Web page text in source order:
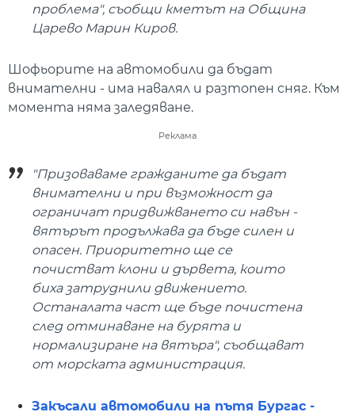
проблема", съобщи кметът на Община
Царево Марин Киров.
Шофьорите на автомобили да бъдат
внимателни - има навалял и разтопен сняг. Към
момента няма заледяване.
Реклама
"Призоваваме гражданите да бъдат
внимателни и при възможност да
ограничат придвижването си навън -
вятърът продължава да бъде силен и
опасен. Приоритетно ще се
почистват клони и дървета, които
биха затруднили движението.
Останалата част ще бъде почистена
след отминаване на бурята и
нормализиране на вятъра", съобщават
от морската администрация.
Закъсали автомобили на пътя Бургас -